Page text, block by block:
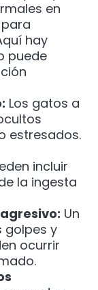
en
hay
puede
Los gatos a
estresados.
incluir
la ingesta
Un
golpes y
ocurrir